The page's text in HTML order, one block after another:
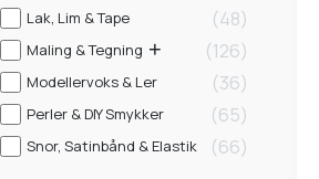
Lak, Lim & Tape 48
Maling & Tegning 126
Modellervoks & Ler 36
Perler & DIY Smykker 65
Snor, Satinbånd & Elastik 66